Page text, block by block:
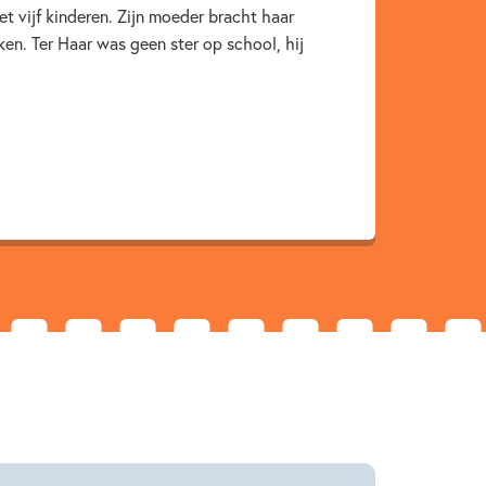
vijf kinderen. Zijn moeder bracht haar
Ter Haar was geen ster op school, hij